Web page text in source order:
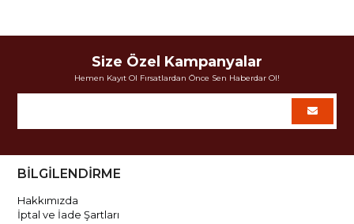
Size Özel Kampanyalar
Hemen Kayıt Ol Fırsatlardan Önce Sen Haberdar Ol!
BİLGİLENDİRME
Hakkımızda
İptal ve İade Şartları